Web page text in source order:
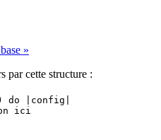
»
par cette structure :
do config
ici